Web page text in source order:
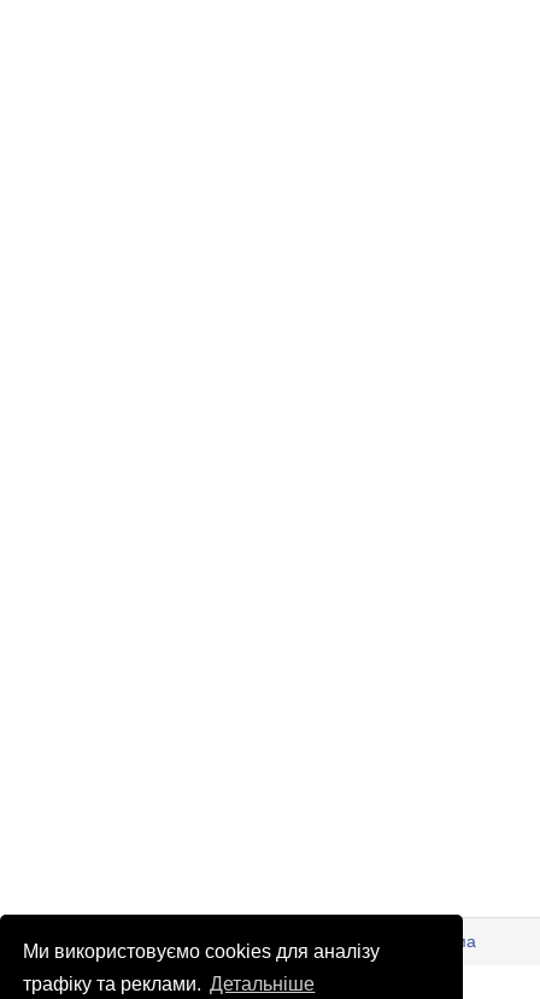
Ми використовуємо cookies для аналізу
трафіку та реклами. Детальніше
© Патріоти України 2026 Правова інформація
Реклама
info@patrioty.org.ua